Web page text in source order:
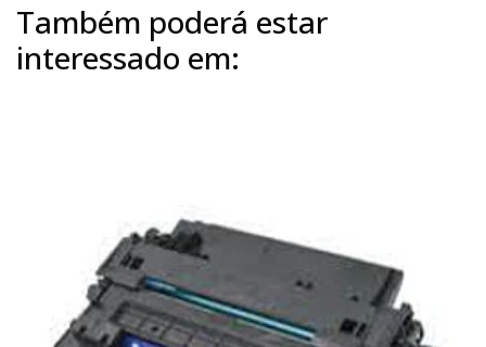
Também poderá estar
interessado em: